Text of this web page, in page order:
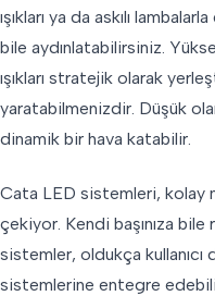
ışıkları ya da askılı
bile aydınlatabilirsiniz.
ışıkları stratejik olarak
yaratabilmenizdir. Düşük
dinamik bir hava katabilir.
Cata LED sistemleri, kolay
çekiyor. Kendi başınıza
sistemler, oldukça kullanıcı
sistemlerine entegre